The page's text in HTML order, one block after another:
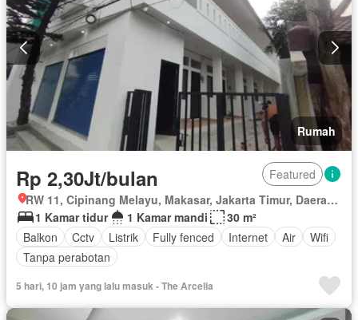
Rumah
Rp 2,30Jt/bulan
Featured
RW 11, Cipinang Melayu, Makasar, Jakarta Timur, Daerah Khusus Ibukota Jakarta
1 Kamar tidur
1 Kamar mandi
30 m²
Balkon
Cctv Listrik Fully fenced Internet Air
Wifi
Tanpa perabotan
5 hari, 10 jam yang lalu masuk - The Arcelia